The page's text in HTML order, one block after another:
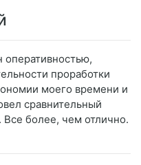
оперативностью,
проработки
моего времени и
сравнительный
Все более, чем отлично.